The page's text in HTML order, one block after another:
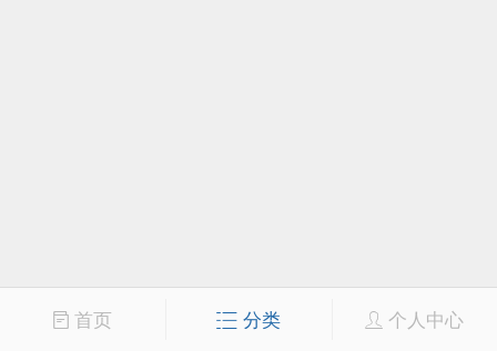
首页 分类 个人中心